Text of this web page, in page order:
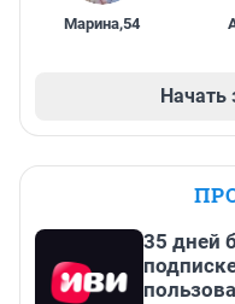
Марина,54
Начать
35 дней